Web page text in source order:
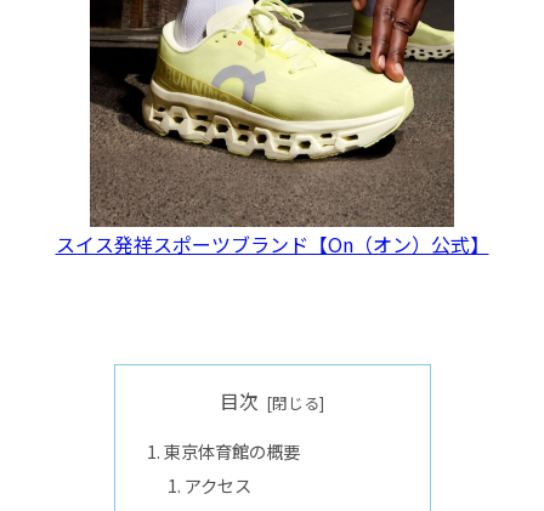
スイス発祥スポーツブランド【On（オン）公式】
目次
東京体育館の概要
アクセス